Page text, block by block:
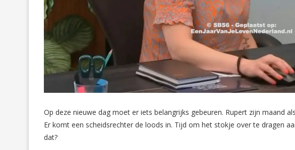
Op deze nieuwe dag moet er iets belangrijks gebeuren. Rupert zijn maand
Er komt een scheidsrechter de loods in. Tijd om het stokje over te dragen
dat?